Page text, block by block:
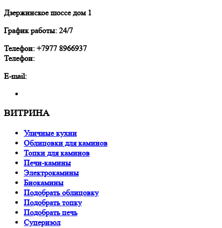
Дзержинское шоссе дом 1
График работы: 24/7
Телефон: +7977 8966937
Телефон:
E-mail:
ВИТРИНА
Уличные кухни
Облицовки для каминов
Топки для каминов
Печи-камины
Электрокамины
Биокамины
Подобрать облицовку
Подобрать топку
Подобрать печь
Суперизол